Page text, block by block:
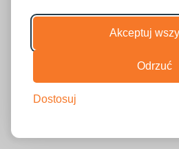
Akceptuj
Odrzuć
Dostosuj